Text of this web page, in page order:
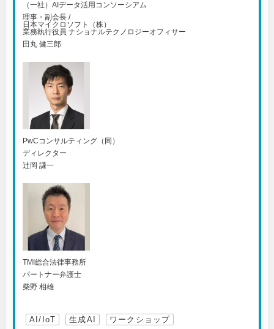
（一社）AIデータ活用コンソーシアム
理事・副会長 /
日本マイクロソフト（株）
業務執行役員 ナショナルテクノロジーオフィサー
田丸 健三郎
PwCコンサルティング（同）
ディレクター
辻岡 謙一
TMI総合法律事務所
パートナー弁護士
柴野 相雄
AI/IoT 生成AI ワークショップ